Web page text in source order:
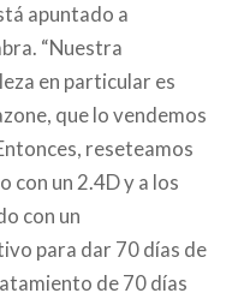
apuntado a
“Nuestra
en particular es
que lo vendemos
reseteamos
con un 2.4D y a los
con un
para dar 70 días de
de 70 días